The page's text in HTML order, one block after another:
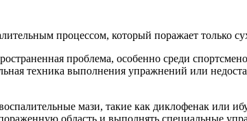
процессом, который поражает только
проблема, особенно среди
техника выполнения упражнений или
мази, такие как диклофенак или
область и выполнять специальные